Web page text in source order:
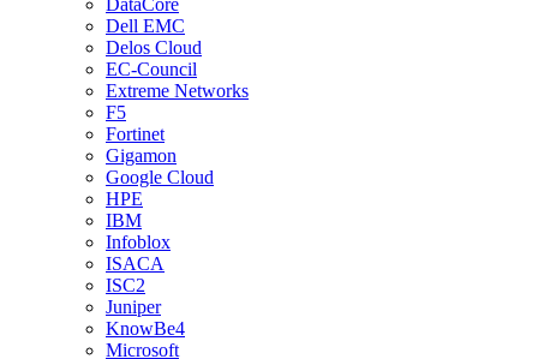
DataCore
Dell EMC
Delos Cloud
EC-Council
Extreme Networks
F5
Fortinet
Gigamon
Google Cloud
HPE
IBM
Infoblox
ISACA
ISC2
Juniper
KnowBe4
Microsoft